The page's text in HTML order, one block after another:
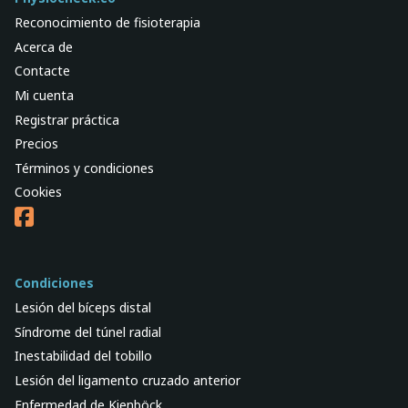
Reconocimiento de fisioterapia
Acerca de
Contacte
Mi cuenta
Registrar práctica
Precios
Términos y condiciones
Cookies
Condiciones
Lesión del bíceps distal
Síndrome del túnel radial
Inestabilidad del tobillo
Lesión del ligamento cruzado anterior
Enfermedad de Kienböck